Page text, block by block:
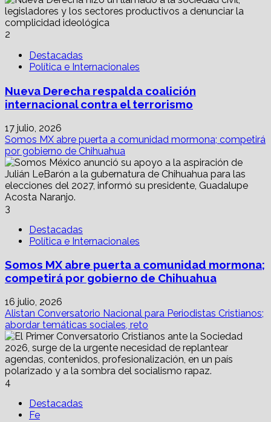
2
Destacadas
Política e Internacionales
Nueva Derecha respalda coalición
internacional contra el terrorismo
17 julio, 2026
Somos MX abre puerta a comunidad mormona; competirá
por gobierno de Chihuahua
3
Destacadas
Política e Internacionales
Somos MX abre puerta a comunidad mormona;
competirá por gobierno de Chihuahua
16 julio, 2026
Alistan Conversatorio Nacional para Periodistas Cristianos;
abordar temáticas sociales, reto
4
Destacadas
Fe